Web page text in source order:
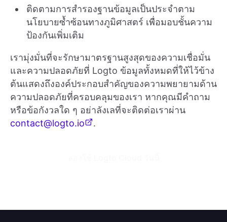
ติดตามการสำรองฐานข้อมูลเป็นประจำตาม
นโยบายซ้ำซ้อนทางภูมิศาสตร์ เพื่อมอบชั้นความ
ป้องกันเพิ่มเติม
เรามุ่งมั่นที่จะรักษามาตรฐานสูงสุดของความเชื่อมั่น
และความปลอดภัยที่ Logto ข้อมูลทั้งหมดที่ให้ไว้ข้าง
ต้นแสดงถึงองค์ประกอบสำคัญของความพยายามด้าน
ความปลอดภัยที่ครอบคลุมของเรา หากคุณมีคำถาม
หรือข้อกังวลใด ๆ อย่าลังเลที่จะติดต่อเราผ่าน
contact@logto.io
.